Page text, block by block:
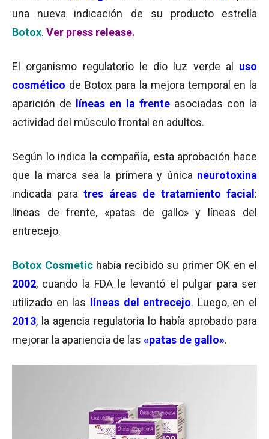
una nueva indicación de su producto estrella
Botox. Ver press release.
El organismo regulatorio le dio luz verde al uso
cosmético de Botox para la mejora temporal en la
aparición de
líneas en la frente asociadas con la
actividad del músculo frontal en adultos.
Según lo indica la compañía, esta aprobación hace
que la marca sea la primera y única neurotoxina
indicada para tres áreas de tratamiento facial :
líneas de frente, «patas de gallo» y líneas del
entrecejo.
Botox Cosmetichabía recibido su primer OK en el
2002, cuando la FDA le levantó el pulgar para ser
utilizado en las
líneas del entrecejo. Luego, en el
2013, la agencia regulatoria lo había aprobado para
mejorar la apariencia de las «patas de gallo».